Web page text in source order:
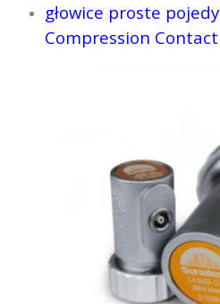
głowice proste
Compression